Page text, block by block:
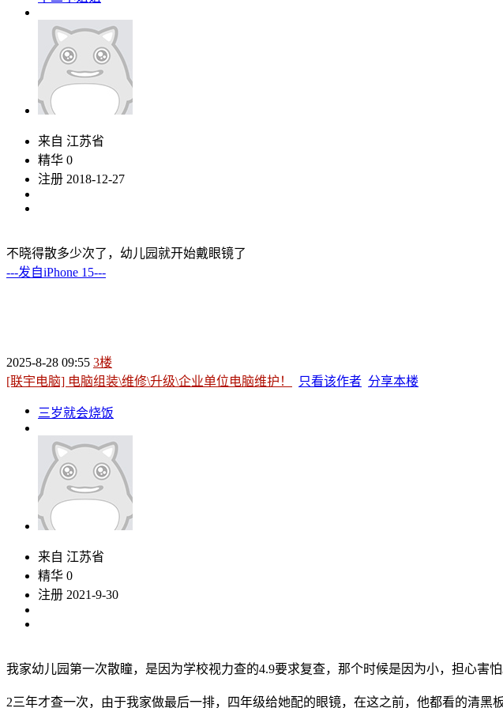
来自 江苏省
精华 0
注册 2018-12-27
不晓得散多少次了，幼儿园就开始戴眼镜了
---发自iPhone 15---
2025-8-28 09:55 3楼
[联宇电脑] 电脑组装\维修\升级\企业单位电脑维护！
只看该作者 分享本楼
三岁就会烧饭
来自 江苏省
精华 0
注册 2021-9-30
我家幼儿园第一次散瞳，是因为学校视力查的4.9要求复查，那个时候是因为小，担心害
2三年才查一次，由于我家做最后一排，四年级给她配的眼镜，在这之前，他都看的清黑